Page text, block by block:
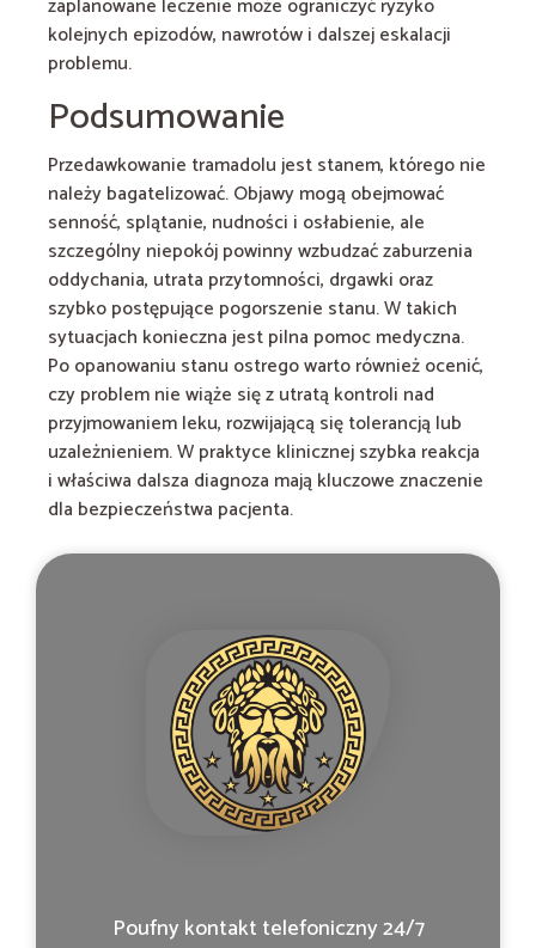
zaplanowane leczenie może ograniczyć ryzyko
kolejnych epizodów, nawrotów i dalszej eskalacji
problemu.
Podsumowanie
Przedawkowanie tramadolu jest stanem, którego nie
należy bagatelizować. Objawy mogą obejmować
senność, splątanie, nudności i osłabienie, ale
szczególny niepokój powinny wzbudzać zaburzenia
oddychania, utrata przytomności, drgawki oraz
szybko postępujące pogorszenie stanu. W takich
sytuacjach konieczna jest pilna pomoc medyczna.
Po opanowaniu stanu ostrego warto również ocenić,
czy problem nie wiąże się z utratą kontroli nad
przyjmowaniem leku, rozwijającą się tolerancją lub
uzależnieniem. W praktyce klinicznej szybka reakcja
i właściwa dalsza diagnoza mają kluczowe znaczenie
dla bezpieczeństwa pacjenta.
Poufny kontakt telefoniczny 24/7